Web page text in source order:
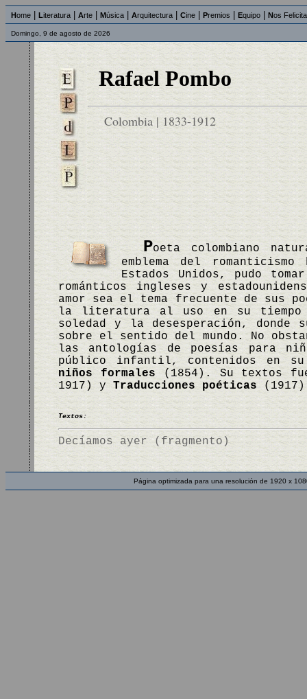
Home Literatura Arte Música Arquitectura Cine Premios Equipo Nos
Domingo, 9 de agosto de 2026
Rafael Pombo
Colombia | 1833-1912
Poeta colombiano
emblema del
Estados Unidos, pudo
románticos ingleses y
amor sea el tema frecuente de sus
la literatura al uso en su tiempo
soledad y la desesperación, donde
sobre el sentido del mundo. No
las antologías de poesías para
público infantil, contenidos en
niños formales (1854). Su textos
1917) y Traducciones poéticas
Textos:
Decíamos ayer (fragmento)
Página optimizada para una resolución de 1920 x